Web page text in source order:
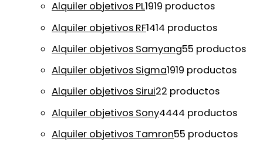
Alquiler objetivos PL1919 productos
Alquiler objetivos RF1414 productos
Alquiler objetivos Samyang55 productos
Alquiler objetivos Sigma1919 productos
Alquiler objetivos Sirui22 productos
Alquiler objetivos Sony4444 productos
Alquiler objetivos Tamron55 productos